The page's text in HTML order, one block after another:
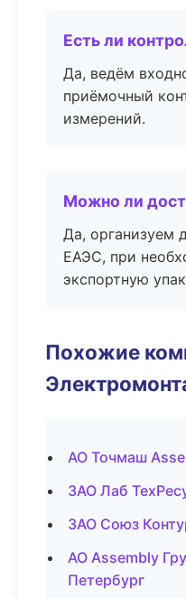
Есть ли
Да, ведём
приёмочный
измерений.
Можно ли
Да, организуем
ЕАЭС, при
экспортную
Похожие
АО Точмаш
ЗАО Лаб
ЗАО Союз
АО Assembly
Петербург